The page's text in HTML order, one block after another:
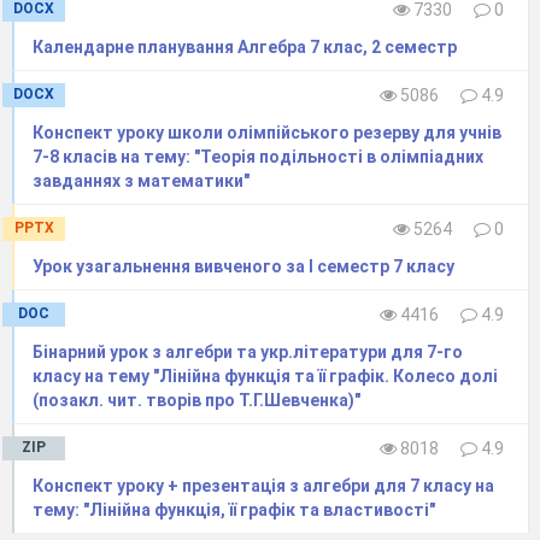
б) наш
Зустрінуться?
3. Розв´язування вправ.
цілком можуть взяти участь у бойових
навчаннях. Ми виходимо у відкрите море,
наше завдання - виявити і знищити
кораблі
умовного
Раптом відмовили всі бортові системи корабля
і навігаційні прилади, а нам потрібно терміново
зустрічі з
супротивника. Нам відомі
формули руху нашого судна і судна
супротивника. Як дізнатися координати точок
DOCX 7330
0
Календарне планування Алгебра 7 клас, 2 семестр
DOCX 5086
4.9
Конспект уроку школи олімпійського резерву для учнів
7-8 класів на тему: "Теорія подільності в олімпіадних
завданнях з математики"
PPTX 5264
0
Урок узагальнення вивченого за І семестр 7 класу
DOC 4416
4.9
Бінарний урок з алгебри та укр.літератури для 7-го
класу на тему "Лінійна функція та її графік. Колесо долі
(позакл. чит. творів про Т.Г.Шевченка)"
ZIP 8018
4.9
Конспект уроку + презентація з алгебри для 7 класу на
тему: "Лінійна функція, її графік та властивості"